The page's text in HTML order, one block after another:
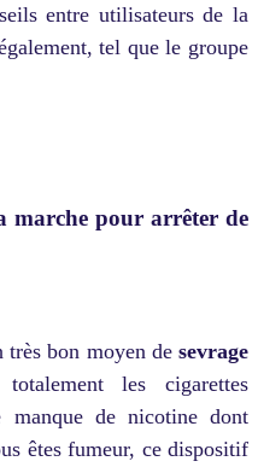
entre utilisateurs de la
tel que le groupe
marche pour arrêter de
très bon moyen de sevrage
les cigarettes
manque de nicotine dont
êtes fumeur, ce dispositif